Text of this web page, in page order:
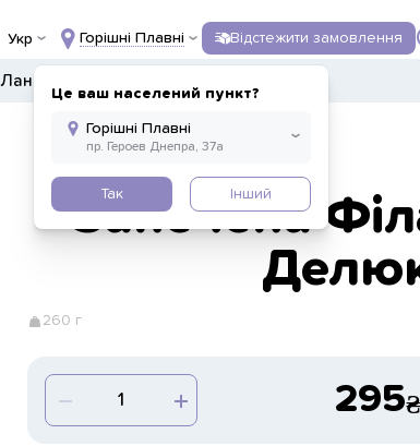
Укр Горішні Плавні
Це ваш населений пункт?
Так Інший
Відстежити замовлення
Ланчі
Запечена
260 г
295